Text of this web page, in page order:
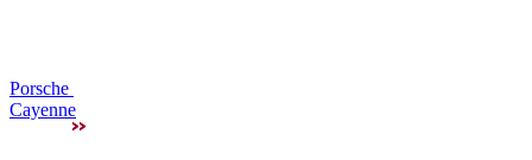
Porsche
Cayenne